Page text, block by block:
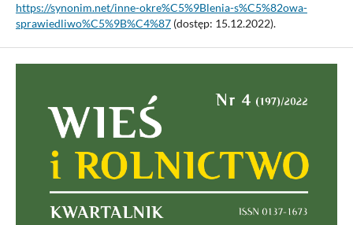
https://synonim.net/inne-okre%C5%9Blenia-s%C5%82owa-
sprawiedliwo%C5%9B%C4%87(dostęp: 15.12.2022).